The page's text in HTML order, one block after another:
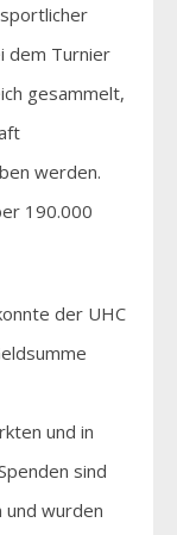
dem Turnier
gesammelt,
werden.
190.000
der UHC
und in
sind
und wurden